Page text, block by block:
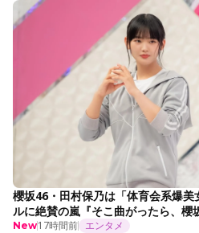
櫻坂46・田村保乃は「体育会系爆
ルに絶賛の嵐『そこ曲がったら、櫻
New17時間前 エンタメ